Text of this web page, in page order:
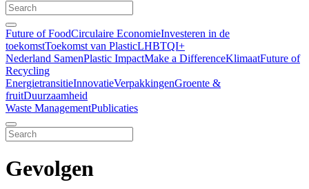
Future of FoodCirculaire EconomieInvesteren in de
toekomstToekomst van PlasticLHBTQI+
Nederland SamenPlastic ImpactMake a DifferenceKlimaatFuture of
Recycling
EnergietransitieInnovatieVerpakkingenGroente &
fruitDuurzaamheid
Waste ManagementPublicaties
Gevolgen